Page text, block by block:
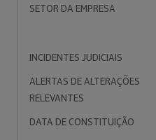
SETOR DA EMPRESA
INCIDENTES JUDICIAIS
ALERTAS DE ALTERAÇÕES
RELEVANTES
DATA DE CONSTITUIÇÃO